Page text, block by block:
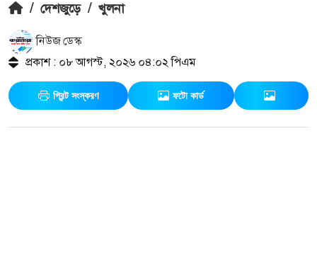
/ দেশজুড়ে / খুলনা
নিউজ ডেস্ক
প্রকাশ : ০৮ আগস্ট, ২০২৬ ০৪:০২ পিএম
প্রিন্ট সংস্করণ ফটো কার্ড